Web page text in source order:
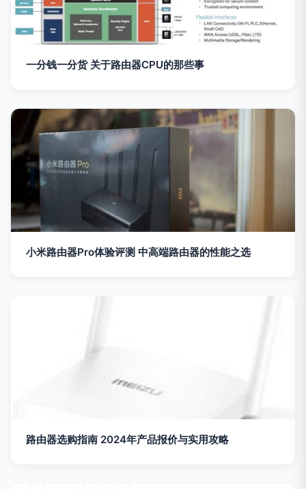
一分钱一分货 关于路由器CPU的那些事
小米路由器Pro体验评测 中高端路由器的性能之选
路由器选购指南 2024年产品报价与实用攻略